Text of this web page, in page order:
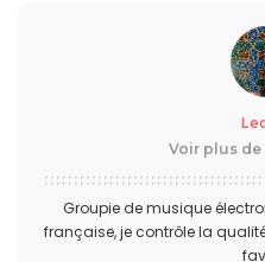
Voir plus
Groupie de musique
française, je contrôle la